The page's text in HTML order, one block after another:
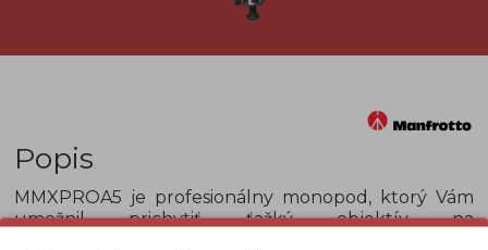
Popis
MMXPROA5 je profesionálny monopod, ktorý Vám
umožnil prichytiť ťažký objektív na